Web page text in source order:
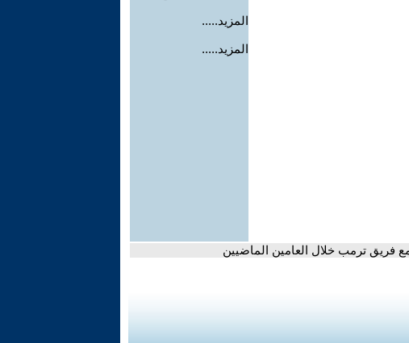
المزيد.....
المزيد.....
فريق ترمب خلال العامين الماضيين